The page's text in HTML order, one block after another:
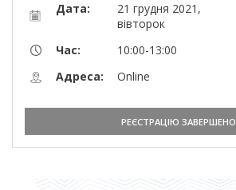
Дата:
21 грудня 2021,
вівторок
Час:
10:00-13:00
Адреса:
Online
РЕЄСТРАЦІЮ ЗАВЕРШЕНО